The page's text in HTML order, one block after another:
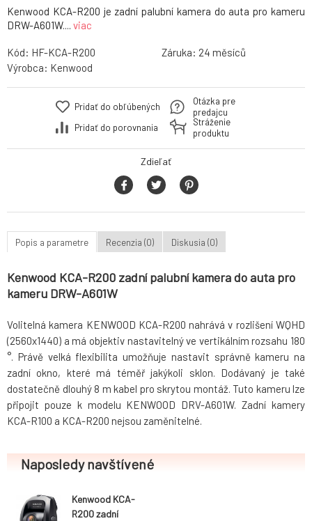
Kenwood KCA-R200 je zadní palubní kamera do auta pro kameru
DRW-A601W.... viac
Kód: HF-KCA-R200 Záruka: 24
Výrobca: Kenwood
Pridať do obľúbených
Pridať do porovnania
Otázka pre
predajcu
Stráženie
produktu
Zdieľať
Popis a parametre Recenzia (0) Diskusia (0)
Kenwood KCA-R200 zadní palubní kamera do auta pro
kameru DRW-A601W
Volitelná kamera KENWOOD KCA-R200 nahrává v rozlišení WQHD
(2560x1440) a má objektiv nastavitelný ve vertikálním rozsahu 180
°. Právě velká flexibilita umožňuje nastavit správně kameru na
zadní okno, které má téměř jakýkoli sklon. Dodávaný je také
dostatečně dlouhý 8 m kabel pro skrytou montáž. Tuto kameru lze
připojit pouze k modelu KENWOOD DRV-A601W. Zadní kamery
KCA-R100 a KCA-R200 nejsou zaměnitelné.
Naposledy navštívené
Kenwood KCA-
R200 zadní